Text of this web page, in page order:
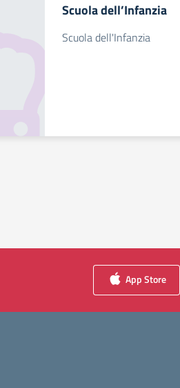
Scuola dell’Infanzia
Scuola dell'Infanzia
App Store